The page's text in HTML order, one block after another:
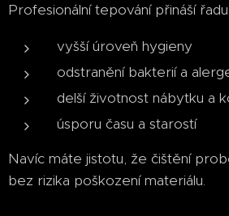
Profesionální tepování přináší
vyšší úroveň hygieny
odstranění bakterií a
delší životnost nábytku a
úsporu času a starostí
Navíc máte jistotu, že čištění
bez rizika poškození materiálu.